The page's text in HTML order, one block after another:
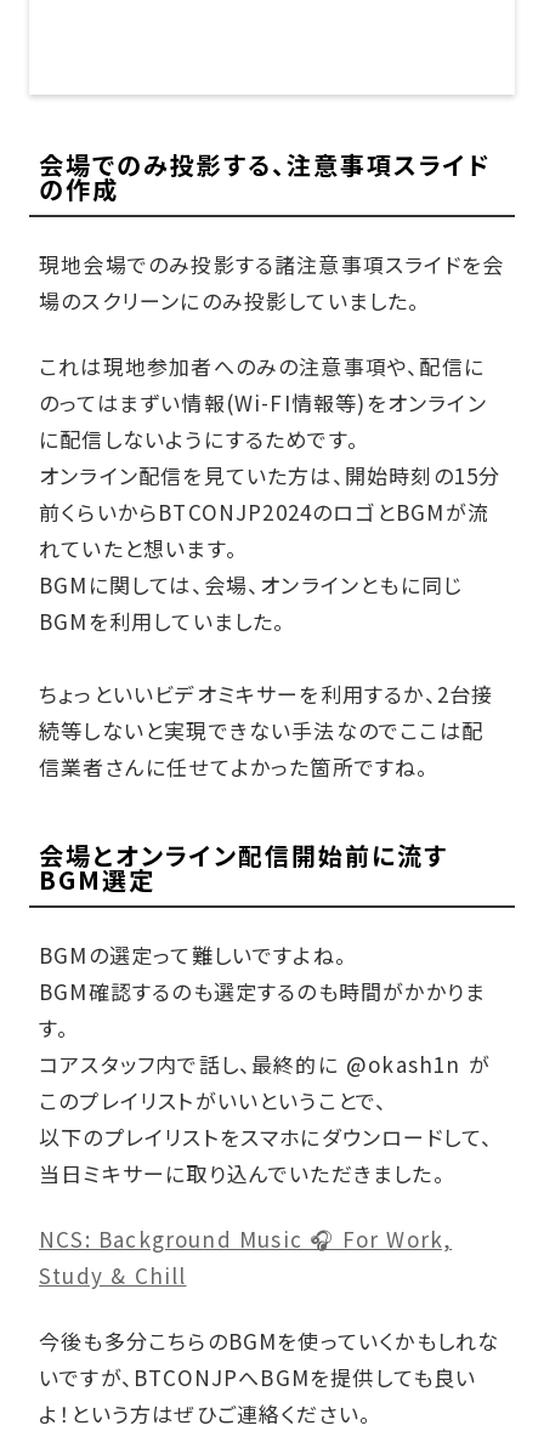
会場でのみ投影する、注意事項スライド
の作成
現地会場でのみ投影する諸注意事項スライドを会
場のスクリーンにのみ投影していました。
これは現地参加者へのみの注意事項や、配信に
のってはまずい情報(Wi-FI情報等)をオンライン
に配信しないようにするためです。
オンライン配信を見ていた方は、開始時刻の15分
前くらいからBTCONJP2024のロゴとBGMが流
れていたと想います。
BGMに関しては、会場、オンラインともに同じ
BGMを利用していました。
ちょっといいビデオミキサーを利用するか、2台接
続等しないと実現できない手法なのでここは配
信業者さんに任せてよかった箇所ですね。
会場とオンライン配信開始前に流す
BGM選定
BGMの選定って難しいですよね。
BGM確認するのも選定するのも時間がかかりま
す。
コアスタッフ内で話し、最終的に @okash1n が
このプレイリストがいいということで、
以下のプレイリストをスマホにダウンロードして、
当日ミキサーに取り込んでいただきました。
NCS: Background Music 🎧 For Work,
Study & Chill
今後も多分こちらのBGMを使っていくかもしれな
いですが、BTCONJPへBGMを提供しても良い
よ！という方はぜひご連絡ください。